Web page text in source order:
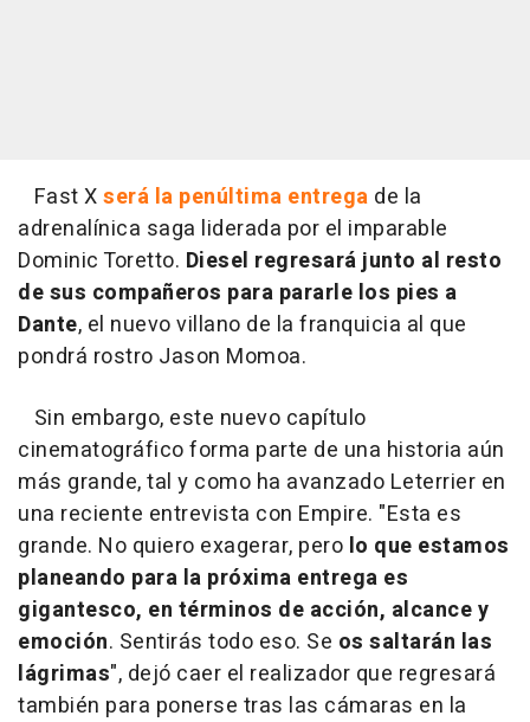
Fast Xserá la penúltima entrega de la
adrenalínica saga liderada por el imparable
Dominic Toretto. Diesel regresará junto al resto
de sus compañeros para pararle los pies a
Dante, el nuevo villano de la franquicia al que
pondrá rostro Jason Momoa.
Sin embargo, este nuevo capítulo
cinematográfico forma parte de una historia aún
más grande, tal y como ha avanzado Leterrier en
una reciente entrevista con Empire. "Esta es
grande. No quiero exagerar, pero lo que estamos
planeando para la próxima entrega es
gigantesco, en términos de acción, alcance y
emoción. Sentirás todo eso. Se os saltarán las
lágrimas", dejó caer el realizador que regresará
también para ponerse tras las cámaras en la